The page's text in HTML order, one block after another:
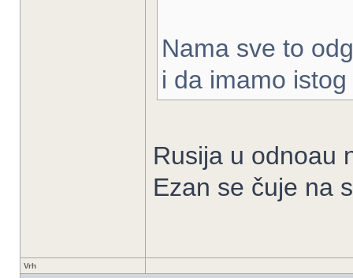
Nama sve to
i da imamo
Rusija u odnoau
Ezan se čuje na
Vrh